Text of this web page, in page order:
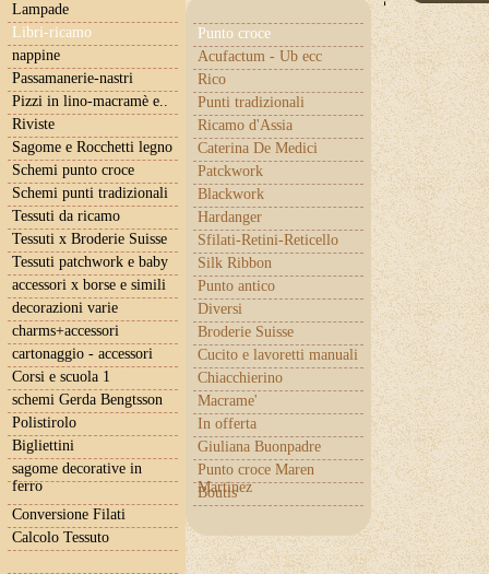
Lampade
Libri-ricamo
Punto croce
Acufactum - Ub ecc
Rico
Punti tradizionali
Ricamo d'Assia
Caterina De Medici
Patckwork
Blackwork
Hardanger
Sfilati-Retini-Reticello
Silk Ribbon
Punto antico
Diversi
Broderie Suisse
Cucito e lavoretti manuali
Chiacchierino
Macrame'
In offerta
Giuliana Buonpadre
Punto croce Maren
Martinez
Boutis
nappine
Passamanerie-nastri
Pizzi in lino-macramè e..
Riviste
Sagome e Rocchetti legno
Schemi punto croce
Schemi punti tradizionali
Tessuti da ricamo
Tessuti x Broderie Suisse
Tessuti patchwork e baby
accessori x borse e simili
decorazioni varie
charms+accessori
cartonaggio - accessori
Corsi e scuola 1
schemi Gerda Bengtsson
Polistirolo
Bigliettini
sagome decorative in
ferro
Conversione Filati
Calcolo Tessuto
spesso
proposte.
risultati vi